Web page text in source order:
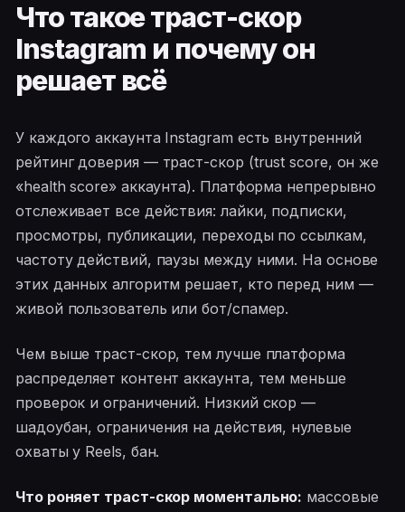
Что такое траст-скор
Instagram и почему он
решает всё
У каждого аккаунта Instagram есть внутренний
рейтинг доверия — траст-скор (trust score, он же
«health score» аккаунта). Платформа непрерывно
отслеживает все действия: лайки, подписки,
просмотры, публикации, переходы по ссылкам,
частоту действий, паузы между ними. На основе
этих данных алгоритм решает, кто перед ним —
живой пользователь или бот/спамер.
Чем выше траст-скор, тем лучше платформа
распределяет контент аккаунта, тем меньше
проверок и ограничений. Низкий скор —
шадоубан, ограничения на действия, нулевые
охваты у Reels, бан.
Что роняет траст-скор моментально: массовые